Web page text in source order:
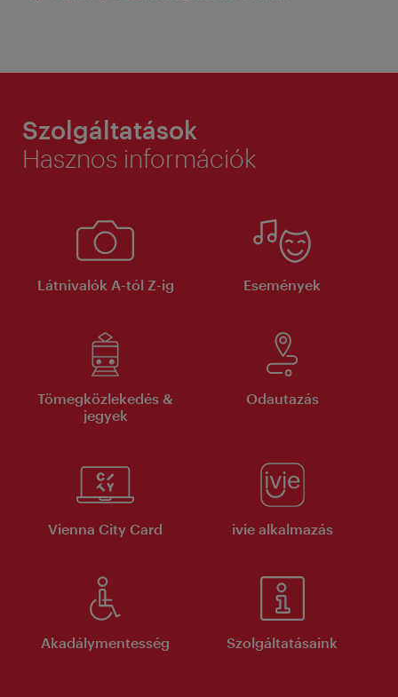
Szolgáltatások
Hasznos információk
Látnivalók A-tól Z-ig Események
Tömegközlekedés &
jegyek
Odautazás
Vienna City Card ivie alkalmazás
Akadálymentesség Szolgáltatásaink